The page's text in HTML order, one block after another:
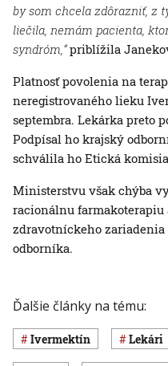
by som chcela zdôrazniť, z
liečila, nemám pacienta,
syndróm,“priblížila
Platnosť povolenia na
neregistrovaného lieku
septembra. Lekárka preto
Podpísal ho krajský
schválila ho Etická
Ministerstvu však chýba
racionálnu
zdravotníckeho
odborníka.
Ďalšie články na tému:
ivermektín lekári